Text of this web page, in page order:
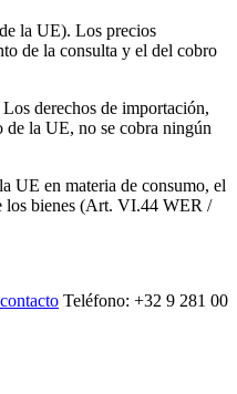
la UE). Los precios
de la consulta y el del cobro
derechos de importación,
de la UE, no se cobra ningún
UE en materia de consumo, el
los bienes (Art. VI.44 WER /
Teléfono: +32 9 281 00